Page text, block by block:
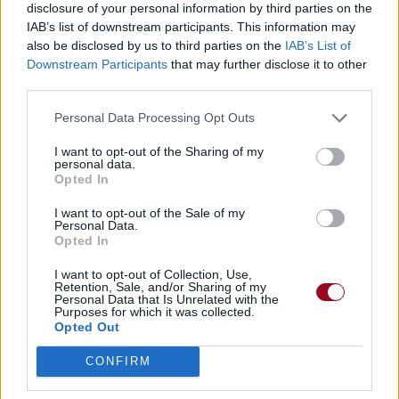
disclosure of your personal information by third parties on the
IAB’s list of downstream participants. This information may
also be disclosed by us to third parties on the IAB’s List of
Downstream Participants that may further disclose it to other
Personal Data Processing Opt Outs
I want to opt-out of the Sharing of my
personal data.
Opted In
I want to opt-out of the Sale of my
Personal Data.
Opted In
I want to opt-out of Collection, Use,
Retention, Sale, and/or Sharing of my
Personal Data that Is Unrelated with the
Purposes for which it was collected.
Opted Out
CONFIRM